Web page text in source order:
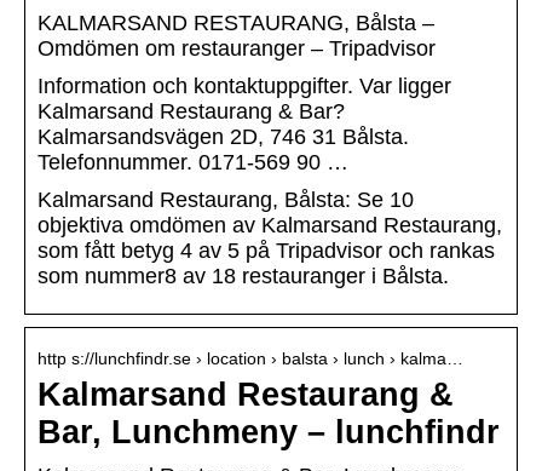
KALMARSAND RESTAURANG, Bålsta –
Omdömen om restauranger – Tripadvisor
Information och kontaktuppgifter. Var ligger
Kalmarsand Restaurang & Bar?
Kalmarsandsvägen 2D, 746 31 Bålsta.
Telefonnummer. 0171-569 90 …
Kalmarsand Restaurang, Bålsta: Se 10
objektiva omdömen av Kalmarsand Restaurang,
som fått betyg 4 av 5 på Tripadvisor och rankas
som nummer8 av 18 restauranger i Bålsta.
http s://lunchfindr.se › location › balsta › lunch › kalma…
Kalmarsand Restaurang &
Bar, Lunchmeny – lunchfindr